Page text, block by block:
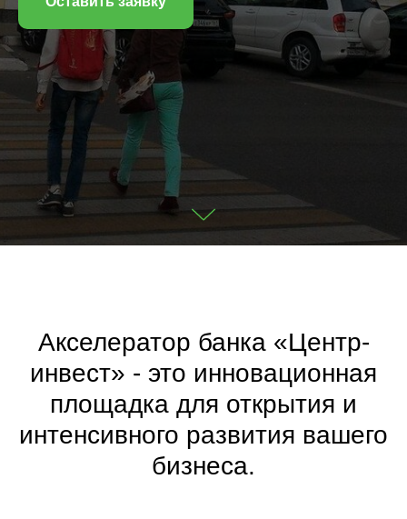
Акселератор банка «Центр-
инвест» - это инновационная
площадка для открытия и
интенсивного развития вашего
бизнеса.